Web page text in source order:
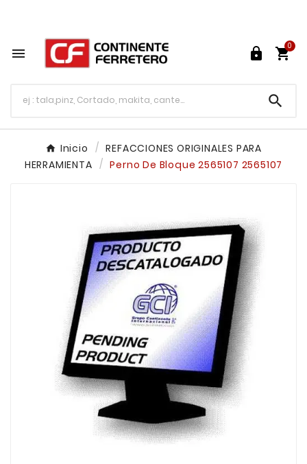
  
0

Inicio
REFACCIONES ORIGINALES PARA
HERRAMIENTA
Perno De Bloque 2565107 2565107